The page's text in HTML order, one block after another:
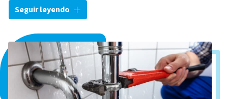
Nos encargamos de toda clase de trabajos de fontanería en
Pontevedra, adaptándonos a las necesidades que surjan y a
instaladores autorizados PO-2348
registro REA, que
nos acredita como empresa en el sector de la construcción.
Por eso, siempre que busques empresas de fontanería, la
respuesta es simple: ¡Fongapa!
Seguir leyendo